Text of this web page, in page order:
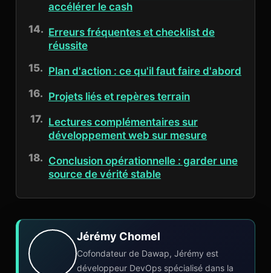
accélérer le cash
Erreurs fréquentes et checklist de
réussite
Plan d'action : ce qu'il faut faire d'abord
Projets liés et repères terrain
Lectures complémentaires sur
développement web sur mesure
Conclusion opérationnelle : garder une
source de vérité stable
Jérémy Chomel
Cofondateur de Dawap, Jérémy est
développeur DevOps spécialisé dans la